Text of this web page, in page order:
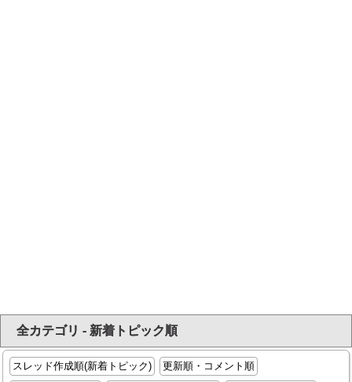
全カテゴリ - 新着トピック順
スレッド作成順(新着トピック)
更新順・コメント順